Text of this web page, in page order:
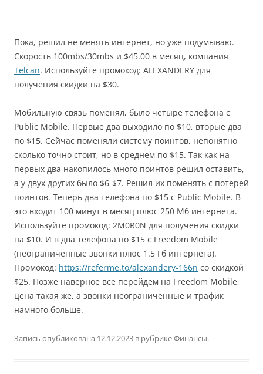
Пока, решил не менять интернет, но уже подумываю.
Скорость 100mbs/30mbs и $45.00 в месяц, компания
Telcan. Используйте промокод: ALEXANDERY для
получения скидки на $30.
Мобильную связь поменял, было четыре телефона с
Public Mobile. Первые два выходило по $10, вторые два
по $15. Сейчас поменяли систему поинтов, непонятно
сколько точно стоит, но в среднем по $15. Так как на
первых два накопилось много поинтов решил оставить,
а у двух других было $6-$7. Решил их поменять с потерей
поинтов. Теперь два телефона по $15 с Public Mobile. В
это входит 100 минут в месяц плюс 250 Мб интернета.
Используйте промокод: 2M0R0N для получения скидки
на $10. И в два телефона по $15 с Freedom Mobile
(неограниченные звонки плюс 1.5 Гб интернета).
Промокод: https://referme.to/alexandery-166n со скидкой
$25. Позже наверное все перейдем на Freedom Mobile,
цена такая же, а звонки неограниченные и трафик
намного больше.
Запись опубликована 12.12.2023 в рубрикеФинансы.